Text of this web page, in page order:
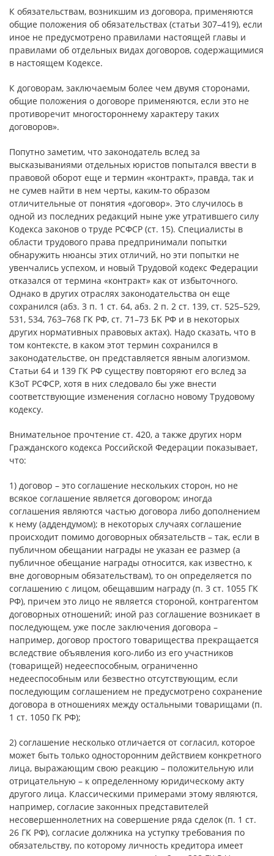
К обязательствам, возникшим из договора, применяются
общие положения об обязательствах (статьи 307–419), если
иное не предусмотрено правилами настоящей главы и
правилами об отдельных видах договоров, содержащимися
в настоящем Кодексе.
К договорам, заключаемым более чем двумя сторонами,
общие положения о договоре применяются, если это не
противоречит многостороннему характеру таких
договоров».
Попутно заметим, что законодатель вслед за
высказываниями отдельных юристов попытался ввести в
правовой оборот еще и термин «контракт», правда, так и
не сумев найти в нем черты, каким-то образом
отличительные от понятия «договор». Это случилось в
одной из последних редакций ныне уже утратившего силу
Кодекса законов о труде РСФСР (ст. 15). Специалисты в
области трудового права предпринимали попытки
обнаружить нюансы этих отличий, но эти попытки не
увенчались успехом, и новый Трудовой кодекс Федерации
отказался от термина «контракт» как от избыточного.
Однако в других отраслях законодательства он еще
сохранился (абз. 3 п. 1 ст. 64, абз. 2 п. 2 ст. 139, ст. 525–529,
531, 534, 763–768 ГК РФ, ст. 71–73 БК РФ и в некоторых
других нормативных правовых актах). Надо сказать, что в
том контексте, в каком этот термин сохранился в
законодательстве, он представляется явным алогизмом.
Статьи 64 и 139 ГК РФ существу повторяют его вслед за
КЗоТ РСФСР, хотя в них следовало бы уже внести
соответствующие изменения согласно новому Трудовому
кодексу.
Внимательное прочтение ст. 420, а также других норм
Гражданского кодекса Российской Федерации показывает,
что:
1) договор – это соглашение нескольких сторон, но не
всякое соглашение является договором; иногда
соглашения являются частью договора либо дополнением
к нему (аддендумом); в некоторых случаях соглашение
происходит помимо договорных обязательств – так, если в
публичном обещании награды не указан ее размер (а
публичное обещание награды относится, как известно, к
вне договорным обязательствам), то он определяется по
соглашению с лицом, обещавшим награду (п. 3 ст. 1055 ГК
РФ), причем это лицо не является стороной, контрагентом
договорных отношений; иной раз соглашение возникает в
последующем, уже после заключения договора –
например, договор простого товарищества прекращается
вследствие объявления кого-либо из его участников
(товарищей) недееспособным, ограниченно
недееспособным или безвестно отсутствующим, если
последующим соглашением не предусмотрено сохранение
договора в отношениях между остальными товарищами (п.
1 ст. 1050 ГК РФ);
2) соглашение несколько отличается от согласил, которое
может быть только односторонним действием конкретного
лица, выражающим свою реакцию – положительную или
отрицательную – к определенному юридическому акту
другого лица. Классическими примерами этому являются,
например, согласие законных представителей
несовершеннолетних на совершение ряда сделок (п. 1 ст.
26 ГК РФ), согласие должника на уступку требования по
обязательству, по которому личность кредитора имеет